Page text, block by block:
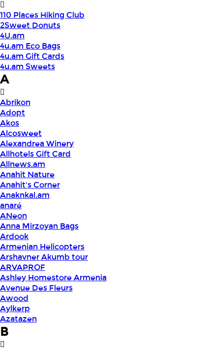
110 Places Hiking Club
2Sweet Donuts
4U.am
4u.am Eco Bags
4u.am Gift Cards
4u.am Sweets
A
Abrikon
Adopt
Akos
Alcosweet
Alexandrea Winery
Allhotels Gift Card
Allnews.am
Anahit Nature
Anahit's Corner
Anaknkal.am
anaré
ANeon
Anna Mirzoyan Bags
Ardook
Armenian Helicopters
Arshavner Akumb tour
ARVAPROF
Ashley Homestore Armenia
Avenue Des Fleurs
Awood
Aylkerp
Azatazen
B